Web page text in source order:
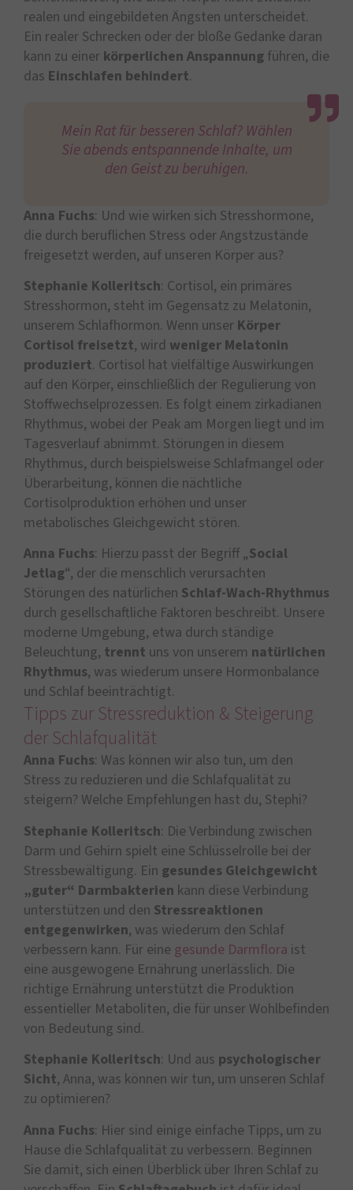
realen und eingebildeten Ängsten unterscheidet.
Ein realer Schrecken oder der bloße Gedanke daran
kann zu einer körperlichen Anspannung führen, die
das Einschlafen behindert.
Mein Rat für besseren Schlaf? Wählen
Sie abends entspannende Inhalte, um
den Geist zu beruhigen.
Anna Fuchs: Und wie wirken sich Stresshormone,
die durch beruflichen Stress oder Angstzustände
freigesetzt werden, auf unseren Körper aus?
Stephanie Kolleritsch: Cortisol, ein primäres
Stresshormon, steht im Gegensatz zu Melatonin,
unserem Schlafhormon. Wenn unser Körper
Cortisol freisetzt, wird weniger Melatonin
produziert. Cortisol hat vielfältige Auswirkungen
auf den Körper, einschließlich der Regulierung von
Stoffwechselprozessen. Es folgt einem zirkadianen
Rhythmus, wobei der Peak am Morgen liegt und im
Tagesverlauf abnimmt. Störungen in diesem
Rhythmus, durch beispielsweise Schlafmangel oder
Überarbeitung, können die nächtliche
Cortisolproduktion erhöhen und unser
metabolisches Gleichgewicht stören.
Anna Fuchs: Hierzu passt der Begriff „Social
Jetlag“, der die menschlich verursachten
Störungen des natürlichen Schlaf-Wach-Rhythmus
durch gesellschaftliche Faktoren beschreibt. Unsere
moderne Umgebung, etwa durch ständige
Beleuchtung, trennt uns von unserem natürlichen
Rhythmus, was wiederum unsere Hormonbalance
und Schlaf beeinträchtigt.
Tipps zur Stressreduktion & Steigerung
der Schlafqualität
Anna Fuchs: Was können wir also tun, um den
Stress zu reduzieren und die Schlafqualität zu
steigern? Welche Empfehlungen hast du, Stephi?
Stephanie Kolleritsch: Die Verbindung zwischen
Darm und Gehirn spielt eine Schlüsselrolle bei der
Stressbewältigung. Ein gesundes Gleichgewicht
„guter“ Darmbakterien kann diese Verbindung
unterstützen und den Stressreaktionen
entgegenwirken, was wiederum den Schlaf
verbessern kann. Für eine gesunde Darmflora ist
eine ausgewogene Ernährung unerlässlich. Die
richtige Ernährung unterstützt die Produktion
essentieller Metaboliten, die für unser Wohlbefinden
von Bedeutung sind.
Stephanie Kolleritsch: Und aus psychologischer
Sicht, Anna, was können wir tun, um unseren Schlaf
zu optimieren?
Anna Fuchs: Hier sind einige einfache Tipps, um zu
Hause die Schlafqualität zu verbessern. Beginnen
Sie damit, sich einen Überblick über Ihren Schlaf zu